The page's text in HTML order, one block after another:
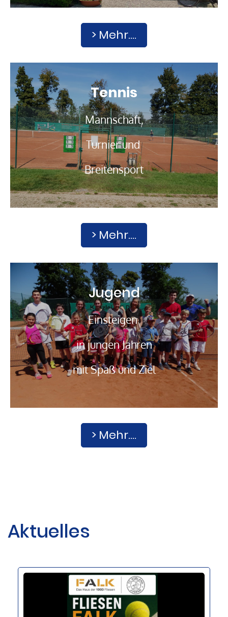
> Mehr....
Tennis
Mannschaft,
Turnier und
Breitensport
> Mehr....
Jugend
Einsteigen
in jungen Jahren
mit Spaß und Ziel
> Mehr....
Aktuelles